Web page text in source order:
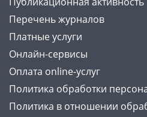
Перечень журналов
Платные услуги
Онлайн-сервисы
Оплата online-услуг
Политика обработки
Политика в отношении